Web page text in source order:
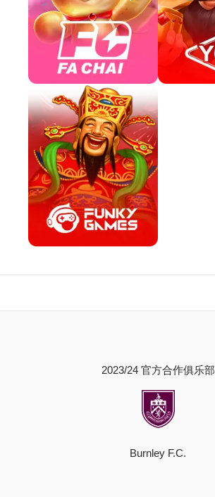
2023/24 官方合作俱乐部
Burnley F.C.